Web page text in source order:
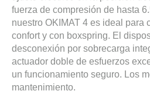
fuerza de compresión de hasta
nuestro OKIMAT 4 es ideal para
confort y con boxspring. El
desconexión por sobrecarga
actuador doble de esfuerzos
un funcionamiento seguro. Los
mantenimiento.